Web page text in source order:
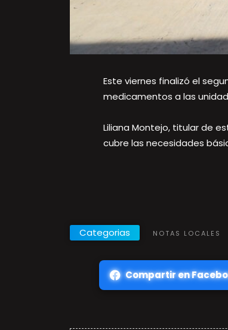
Este viernes finalizó el
medicamentos a las
Liliana Montejo, titular de
cubre las necesidades
Categorias NOTAS LOCALES
Compartir en